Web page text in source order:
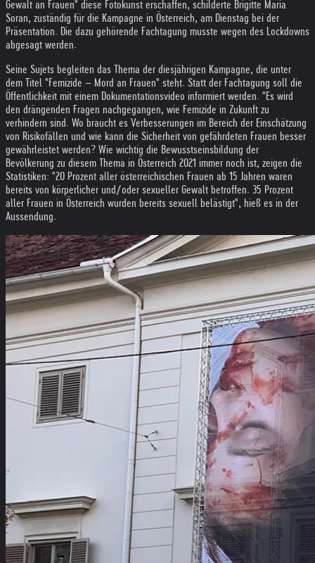
Gewalt an Frauen" diese Fotokunst erschaffen, schilderte Brigitte Maria
Soran, zuständig für die Kampagne in Österreich, am Dienstag bei der
Präsentation. Die dazu gehörende Fachtagung musste wegen des Lockdowns
abgesagt werden.
Seine Sujets begleiten das Thema der diesjährigen Kampagne, die unter
dem Titel "Femizide – Mord an Frauen" steht. Statt der Fachtagung soll die
Öffentlichkeit mit einem Dokumentationsvideo informiert werden. "Es wird
den drängenden Fragen nachgegangen, wie Femizide in Zukunft zu
verhindern sind. Wo braucht es Verbesserungen im Bereich der Einschätzung
von Risikofällen und wie kann die Sicherheit von gefährdeten Frauen besser
gewährleistet werden? Wie wichtig die Bewusstseinsbildung der
Bevölkerung zu diesem Thema in Österreich 2021 immer noch ist, zeigen die
Statistiken: "20 Prozent aller österreichischen Frauen ab 15 Jahren waren
bereits von körperlicher und/oder sexueller Gewalt betroffen. 35 Prozent
aller Frauen in Österreich wurden bereits sexuell belästigt", hieß es in der
Aussendung.